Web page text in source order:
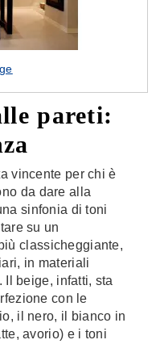
pareti:
vincente per chi è
da dare alla
sinfonia di toni
su un
classicheggiante,
in materiali
beige, infatti, sta
con le
il nero, il bianco in
avorio) e i toni